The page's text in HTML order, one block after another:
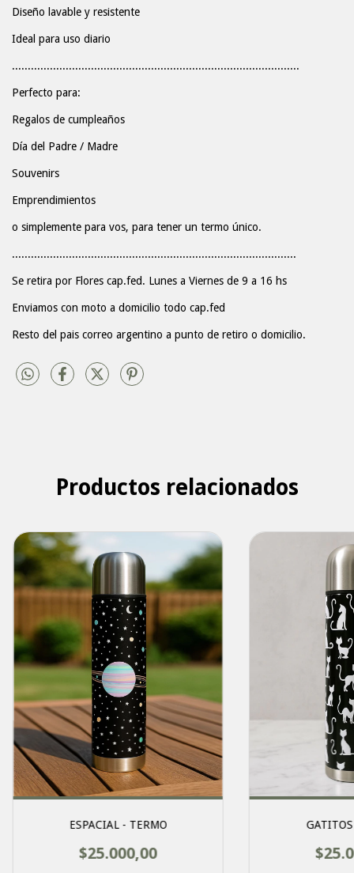
Diseño lavable y resistente
Ideal para uso diario
...........................................................................................
Perfecto para:
Regalos de cumpleaños
Día del Padre / Madre
Souvenirs
Emprendimientos
o simplemente para vos, para tener un termo único.
..........................................................................................
Se retira por Flores cap.fed. Lunes a Viernes de 9 a 16 hs
Enviamos con moto a domicilio todo cap.fed
Resto del pais correo argentino a punto de retiro o domicilio.
Productos relacionados
ESPACIAL - TERMO
$25.000,00